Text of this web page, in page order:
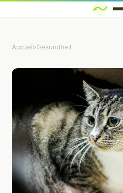
Accueil›Gesundheit